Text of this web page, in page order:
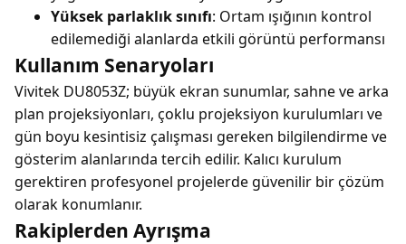
Yüksek parlaklık sınıfı: Ortam ışığının kontrol
edilemediği alanlarda etkili görüntü performansı
Kullanım Senaryoları
Vivitek DU8053Z; büyük ekran sunumlar, sahne ve arka
plan projeksiyonları, çoklu projeksiyon kurulumları ve
gün boyu kesintisiz çalışması gereken bilgilendirme ve
gösterim alanlarında tercih edilir. Kalıcı kurulum
gerektiren profesyonel projelerde güvenilir bir çözüm
olarak konumlanır.
Rakiplerden Ayrışma